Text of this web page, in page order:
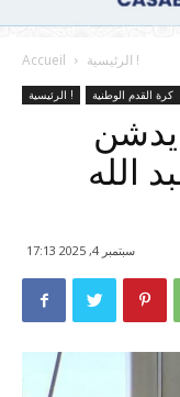
Accueil الرئيسية !
الرئيسية ! كرة القدم الوطنية
يدشن
الله
سبتمبر 4, 2025 17:13